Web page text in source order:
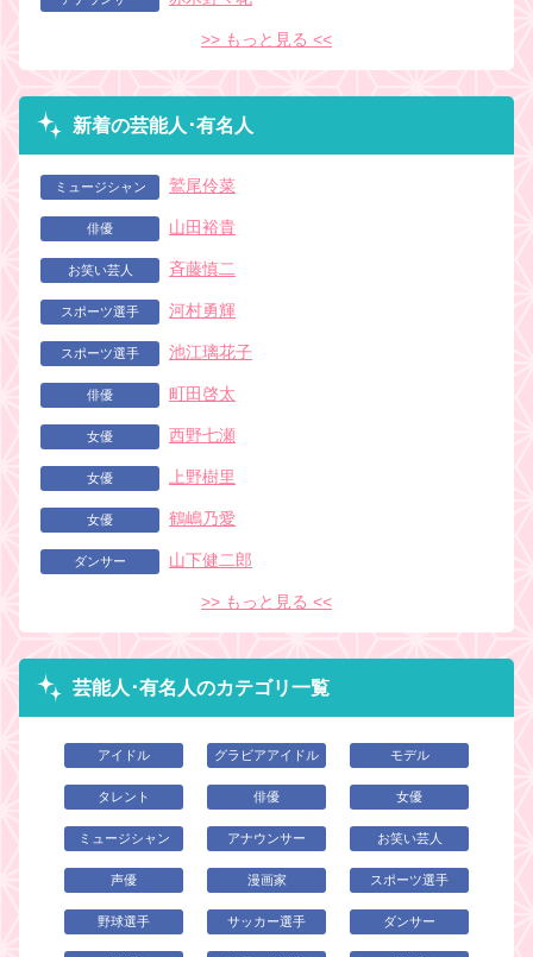
>> もっと見る <<
新着の芸能人･有名人
ミュージシャン 鷲尾伶菜
俳優 山田裕貴
お笑い芸人 斉藤慎二
スポーツ選手 河村勇輝
スポーツ選手 池江璃花子
俳優 町田啓太
女優 西野七瀬
女優 上野樹里
女優 鶴嶋乃愛
ダンサー 山下健二郎
>> もっと見る <<
芸能人･有名人のカテゴリ一覧
アイドル グラビアアイドル モデル
タレント 俳優 女優
ミュージシャン アナウンサー お笑い芸人
声優 漫画家 スポーツ選手
野球選手 サッカー選手 ダンサー